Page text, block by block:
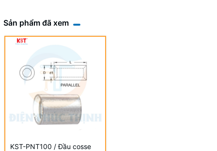
Sản phẩm đã xem
KST-PNT100 / Đầu cosse